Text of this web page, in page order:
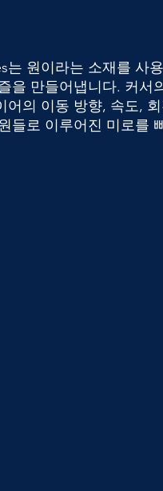
는 원이라는 소재를 사
을 만들어냅니다. 커서
어의 이동 방향, 속도,
들로 이루어진 미로를